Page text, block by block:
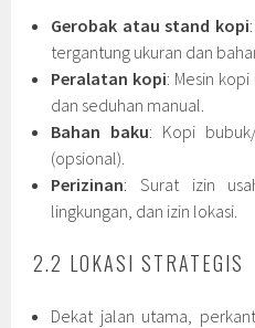
Gerobak atau stand kopi
tergantung ukuran dan
Peralatan kopi: Mesin
dan seduhan manual.
Bahan baku: Kopi
(opsional).
Perizinan: Surat izin
lingkungan, dan izin lokasi.
2.2 LOKASI STRATEGIS
Dekat jalan utama,